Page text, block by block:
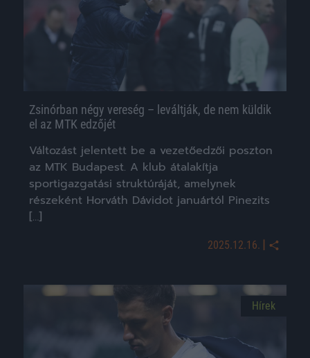
Zsinórban négy vereség – leváltják, de nem küldik
el az MTK edzőjét
Változást jelentett be a vezetőedzői poszton
az MTK Budapest. A klub átalakítja
sportigazgatási struktúráját, amelynek
részeként Horváth Dávidot januártól Pinezits
[…]
2025.12.16. |
Hírek